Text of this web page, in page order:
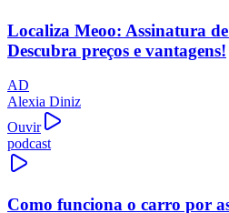
Localiza Meoo: Assinatura
Descubra preços e vantagens!
AD
Alexia Diniz
Ouvir
podcast
Como funciona o carro por